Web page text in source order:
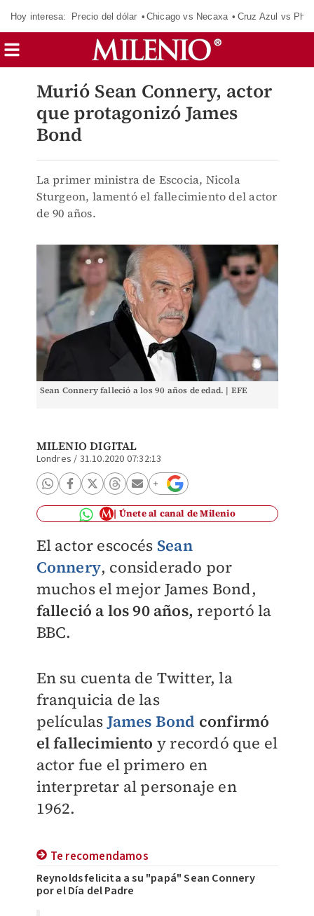
Hoy interesa: Precio del dólar Chicago vs Necaxa Cruz Azul vs
Murió Sean Connery, actor
que protagonizó James
Bond
La primer ministra de Escocia, Nicola
Sturgeon, lamentó el fallecimiento del actor
de 90 años.
Sean Connery falleció a los 90 años de edad. | EFE
MILENIO DIGITAL
Londres / 31.10.2020 07:32:13
Únete al canal de Milenio
El actor escocés Sean
Connery, considerado por
muchos el mejor James Bond,
falleció a los 90 años, reportó la
BBC.
En su cuenta de Twitter, la
franquicia de las
películas James Bond confirmó
el fallecimiento y recordó que el
actor fue el primero en
interpretar al personaje en
1962.
Te recomendamos
Reynolds felicita a su "papá" Sean Connery
por el Día del Padre